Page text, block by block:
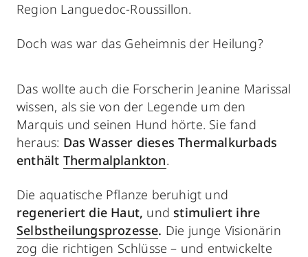
Region Languedoc-Roussillon.
Doch was war das Geheimnis der Heilung?
Das wollte auch die Forscherin Jeanine Marissal
wissen, als sie von der Legende um den
Marquis und seinen Hund hörte. Sie fand
heraus: Das Wasser dieses Thermalkurbads
enthält Thermalplankton.
Die aquatische Pflanze beruhigt und
regeneriert die Haut, und stimuliert ihre
Selbstheilungsprozesse. Die junge Visionärin
zog die richtigen Schlüsse – und entwickelte